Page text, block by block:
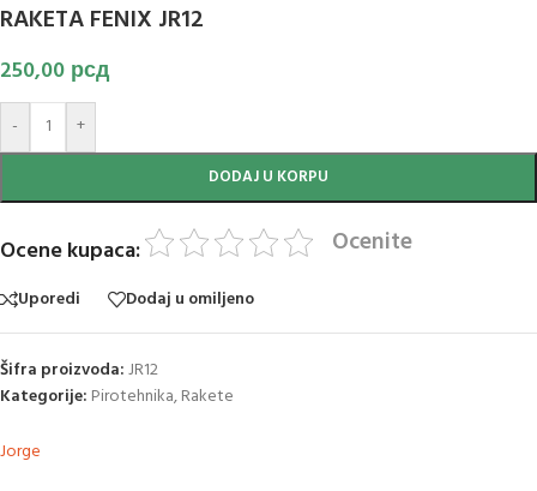
RAKETA FENIX JR12
250,00 рсд
- +
DODAJ U KORPU
Ocene kupaca: Ocenite
Uporedi Dodaj u omiljeno
Šifra proizvoda:JR12
Kategorije: Pirotehnika,Rakete
Jorge